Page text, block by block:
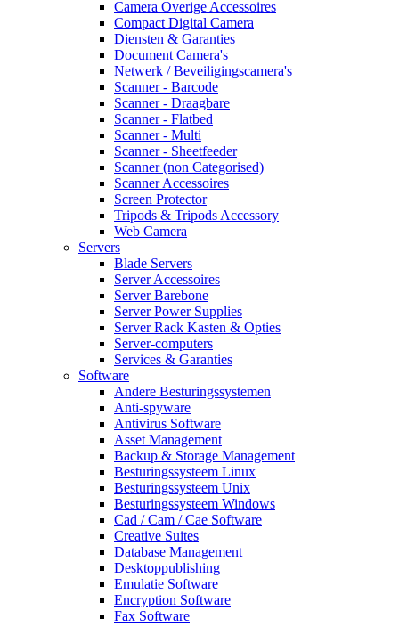
Camera Overige Accessoires
Compact Digital Camera
Diensten & Garanties
Document Camera's
Netwerk / Beveiligingscamera's
Scanner - Barcode
Scanner - Draagbare
Scanner - Flatbed
Scanner - Multi
Scanner - Sheetfeeder
Scanner (non Categorised)
Scanner Accessoires
Screen Protector
Tripods & Tripods Accessory
Web Camera
Servers
Blade Servers
Server Accessoires
Server Barebone
Server Power Supplies
Server Rack Kasten & Opties
Server-computers
Services & Garanties
Software
Andere Besturingssystemen
Anti-spyware
Antivirus Software
Asset Management
Backup & Storage Management
Besturingssysteem Linux
Besturingssysteem Unix
Besturingssysteem Windows
Cad / Cam / Cae Software
Creative Suites
Database Management
Desktoppublishing
Emulatie Software
Encryption Software
Fax Software